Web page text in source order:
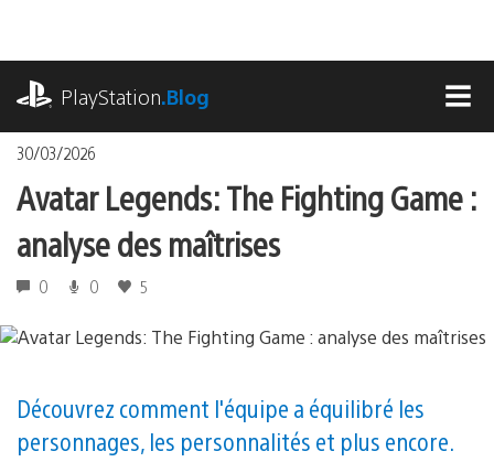
contenu
PlayStation.Blog
30/03/2026
Avatar Legends: The Fighting Game :
analyse des maîtrises
0 0 5
Découvrez comment l'équipe a équilibré les
personnages, les personnalités et plus encore.